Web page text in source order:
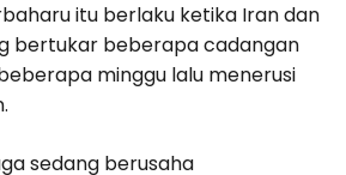
itu berlaku ketika Iran dan
bertukar beberapa cadangan
minggu lalu menerusi
sedang berusaha